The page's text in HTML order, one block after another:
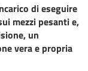
di eseguire
mezzi pesanti e,
un
vera e propria